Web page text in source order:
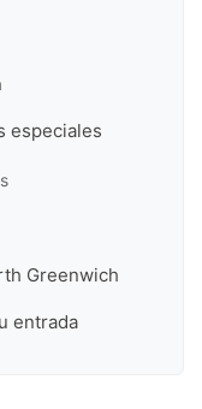
especiales
Greenwich
entrada